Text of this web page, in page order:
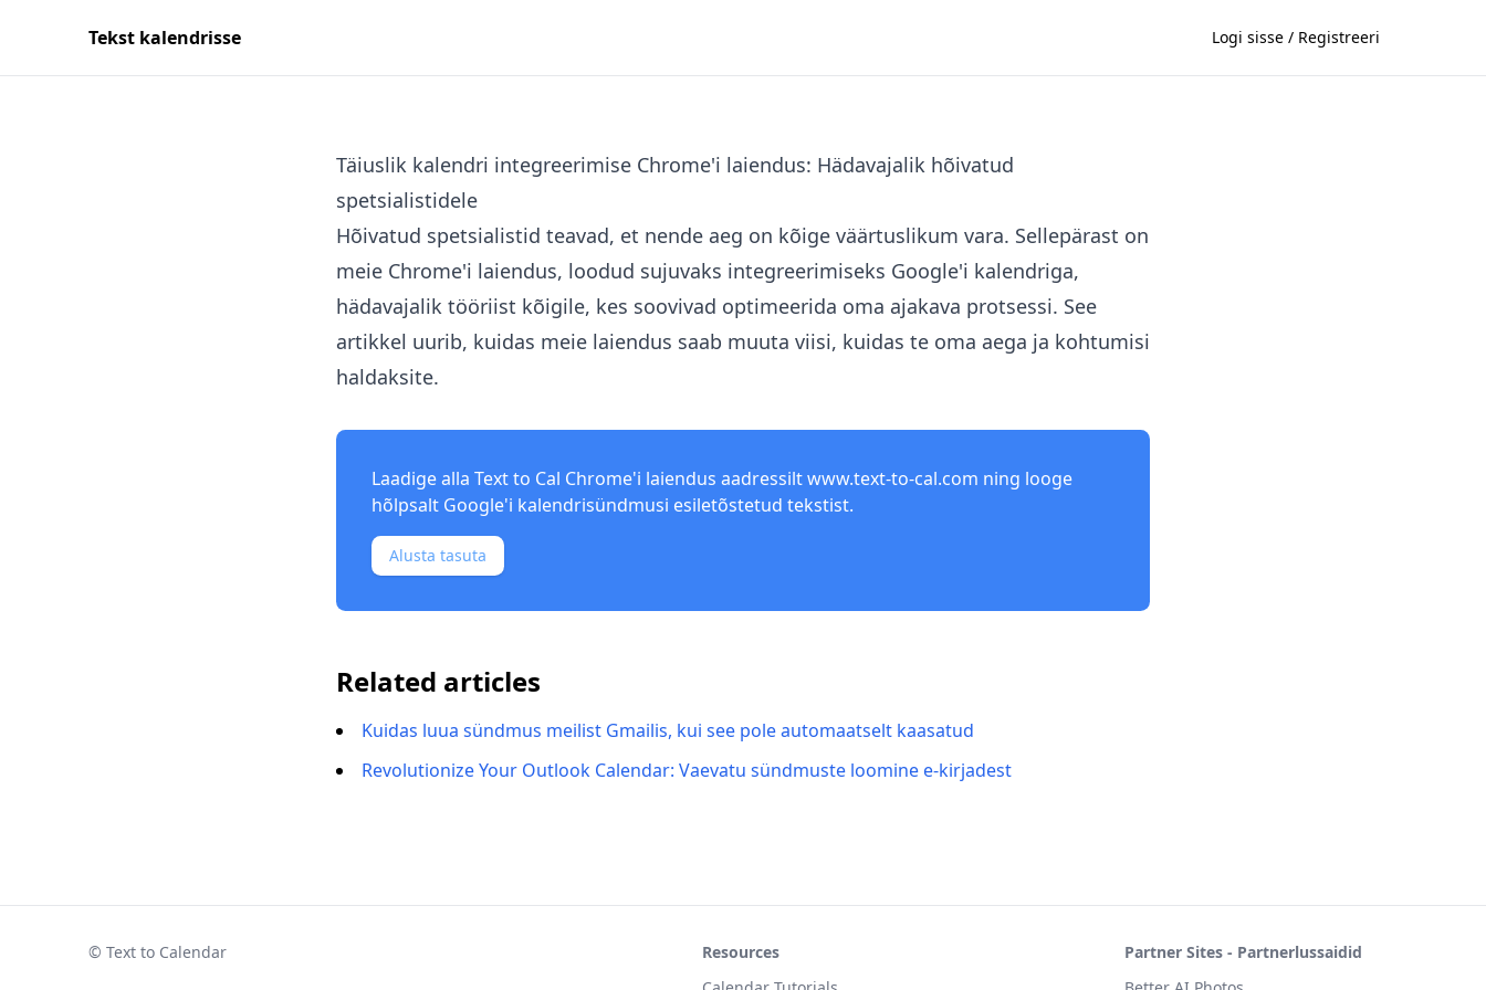
Tekst kalendrisse Logi sisse / Registreeri
Täiuslik kalendri integreerimise Chrome'i laiendus: Hädavajalik hõivatud
spetsialistidele
Hõivatud spetsialistid teavad, et nende aeg on kõige väärtuslikum vara. Sellepärast on
meie Chrome'i laiendus, loodud sujuvaks integreerimiseks Google'i kalendriga,
hädavajalik tööriist kõigile, kes soovivad optimeerida oma ajakava protsessi. See
artikkel uurib, kuidas meie laiendus saab muuta viisi, kuidas te oma aega ja kohtumisi
haldaksite.
Laadige alla Text to Cal Chrome'i laiendus aadressiltwww.text-to-cal.com ning looge
hõlpsalt Google'i kalendrisündmusi esiletõstetud tekstist.
Alusta tasuta
Related articles
Kuidas luua sündmus meilist Gmailis, kui see pole automaatselt kaasatud
Revolutionize Your Outlook Calendar: Vaevatu sündmuste loomine e-kirjadest
© Text to Calendar
Resources
Partner Sites - Partnerlussaidid